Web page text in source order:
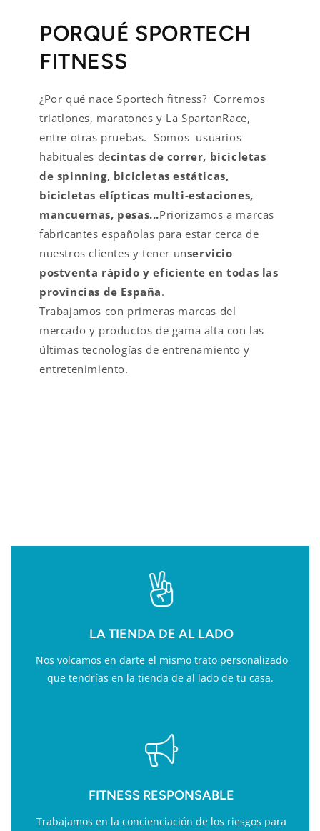
PORQUÉ SPORTECH
FITNESS
¿Por qué nace Sportech fitness? Corremos
triatlones, maratones y La SpartanRace,
entre otras pruebas. Somos usuarios
habituales decintas de correr, bicicletas
de spinning, bicicletas estáticas,
bicicletas elípticas multi-estaciones,
mancuernas, pesas...Priorizamos a marcas
fabricantes españolas para estar cerca de
nuestros clientes y tener unservicio
postventa rápido y eficiente en todas las
provincias de España.
Trabajamos con primeras marcas del
mercado y productos de gama alta con las
últimas tecnologías de entrenamiento y
entretenimiento.
LA TIENDA DE AL LADO
Nos volcamos en darte el mismo trato personalizado
que tendrías en la tienda de al lado de tu casa.
FITNESS RESPONSABLE
Trabajamos en la concienciación de los riesgos para